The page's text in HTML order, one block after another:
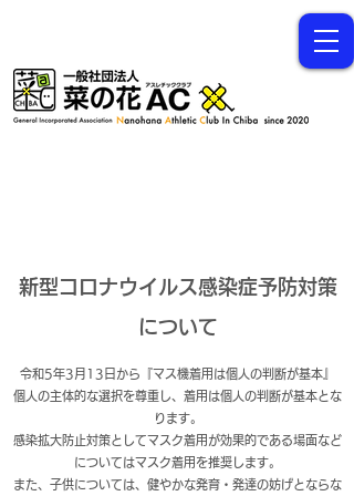
新型コロナウイルス感染症予防対策
について
令和5年3月13日から『マス機着用は個人の判断が基本』
個人の主体的な選択を尊重し、着用は個人の判断が基本とな
ります。
感染拡大防止対策としてマスク着用が効果的である場面など
についてはマスク着用を推奨します。
また、子供については、健やかな発育・発達の妨げとならな